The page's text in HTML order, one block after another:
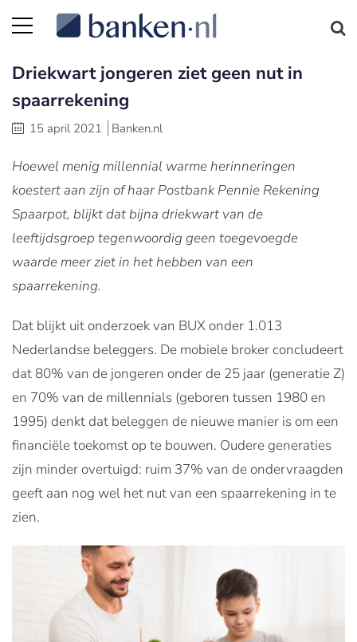
Driekwart jongeren ziet geen nut in
spaarrekening
15 april 2021 Banken.nl
Hoewel menig millennial warme herinneringen
koestert aan zijn of haar Postbank Pennie Rekening
Spaarpot, blijkt dat bijna driekwart van de
leeftijdsgroep tegenwoordig geen toegevoegde
waarde meer ziet in het hebben van een
spaarrekening.
Dat blijkt uit onderzoek van BUX onder 1.013
Nederlandse beleggers. De mobiele broker concludeert
dat 80% van de jongeren onder de 25 jaar (generatie Z)
en 70% van de millennials (geboren tussen 1980 en
1995) denkt dat beleggen de nieuwe manier is om een
financiële toekomst op te bouwen. Oudere generaties
zijn minder overtuigd: ruim 37% van de ondervraagden
geeft aan nog wel het nut van een spaarrekening in te
zien.